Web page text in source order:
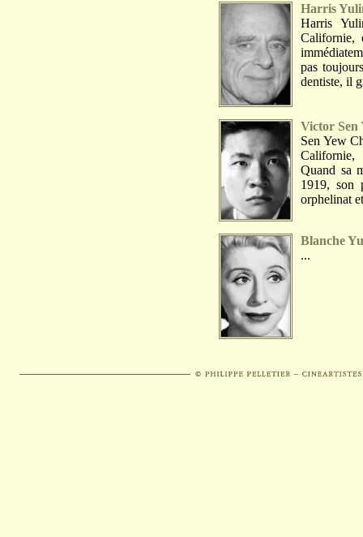
Harris
Harris
Californie,
pas
dentiste, il
Victor Sen
Sen Yew
Californie,
Quand sa
1919, son
orphelinat
Blanche
...